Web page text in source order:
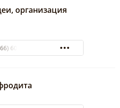
организация
60 60 671